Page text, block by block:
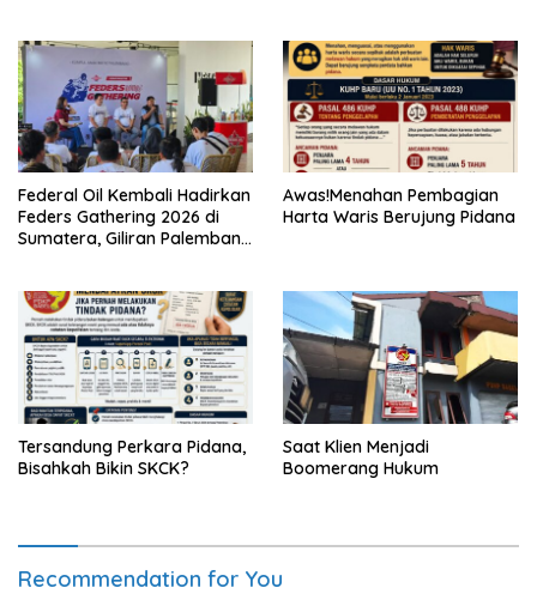
Federal Oil Kembali Hadirkan
Feders Gathering 2026 di
Sumatera, Giliran Palembang
Awas!Menahan Pembagian
Harta Waris Berujung Pidana
Tersandung Perkara Pidana,
Bisahkah Bikin SKCK?
Saat Klien Menjadi
Boomerang Hukum
Recommendation for You